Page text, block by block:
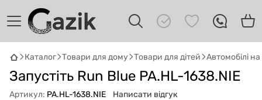
Каталог Товари для дому Товари для дітей Автомобілі
Запустіть Run Blue PA.HL-1638.NIE
Артикул: PA.HL-1638.NIE Написати відгук
GAZIKAI